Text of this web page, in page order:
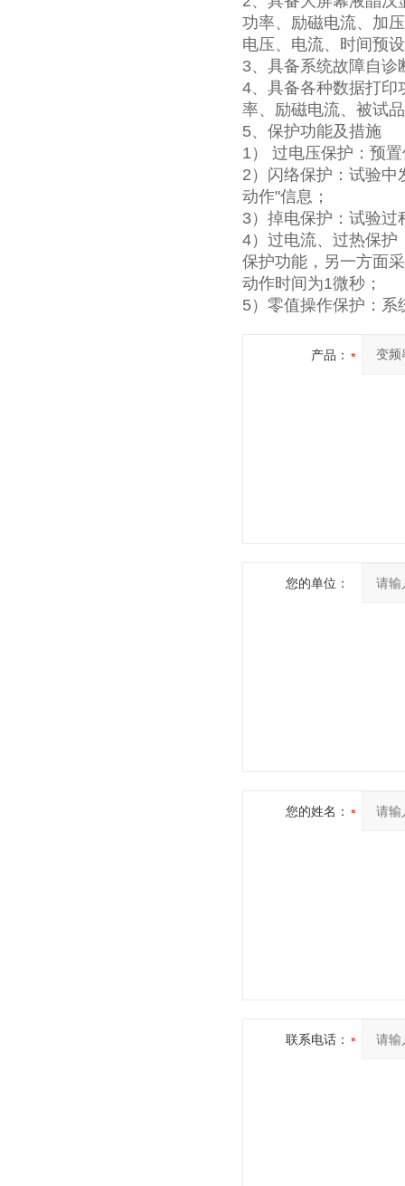
功率、励磁电流、加
电压、电流、时间预
3、具备系统故障自诊
4、具备各种数据打印
率、励磁电流、被试
5、保护功能及措施
1） 过电压保护：预
2）闪络保护：试验中
动作"信息；
3）掉电保护：试验
4）过电流、过热保护
保护功能，另一方面
动作时间为1微秒；
5）零值操作保护：
产品：
您的单位：
您的姓名：
联系电话：